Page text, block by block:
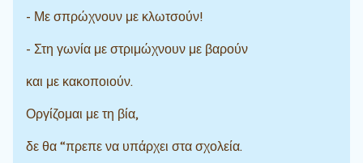
- Με σπρώχνουν με κλωτσούν!
- Στη γωνία με στριμώχνουν με βαρούν
και με κακοποιούν.
Οργίζομαι με τη βία,
δε θα “πρεπε να υπάρχει στα σχολεία.